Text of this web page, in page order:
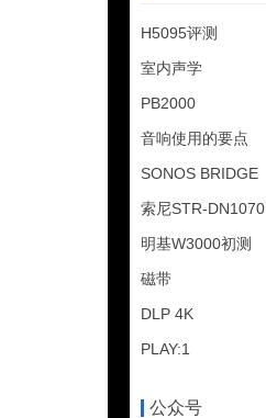
H5095评测
室内声学
PB2000
音响使用的要点
SONOS BRIDGE
索尼STR-DN1070
明基W3000初测
磁带
DLP 4K
PLAY:1
公众号